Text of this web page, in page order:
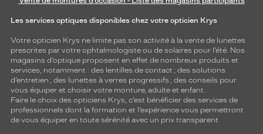
Les services optiques disponibles chez votre opticien Krys
Votre opticien Krys ne limite pas son activité à la vente de lunettes
prescrites par votre ophtalmologiste ou de solaires pour l’été. Nos
magasins d’optique proposent en effet de nombreux produits et
services, notamment : des lentilles de contact ; des solutions
d’entretien ; des lunettes à verres progressifs ; des conseils pour
vous équiper et choisir votre monture, adulte et enfant.
Faire le choix des opticiens Krys, c’est bénéficier des services de
professionnels dont la formation et l’expérience vous permettront
de vous équiper en toute sérénité avec un prix transparent.